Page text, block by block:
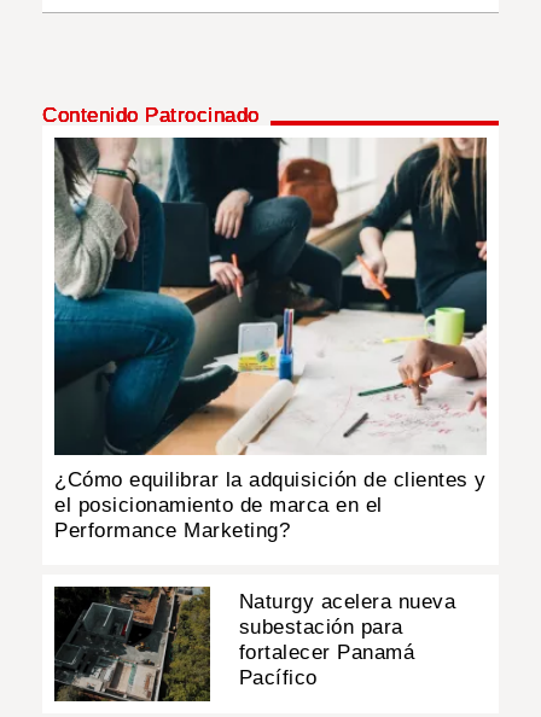
Contenido Patrocinado
¿Cómo equilibrar la adquisición de clientes y
el posicionamiento de marca en el
Performance Marketing?
Naturgy acelera nueva
subestación para
fortalecer Panamá
Pacífico